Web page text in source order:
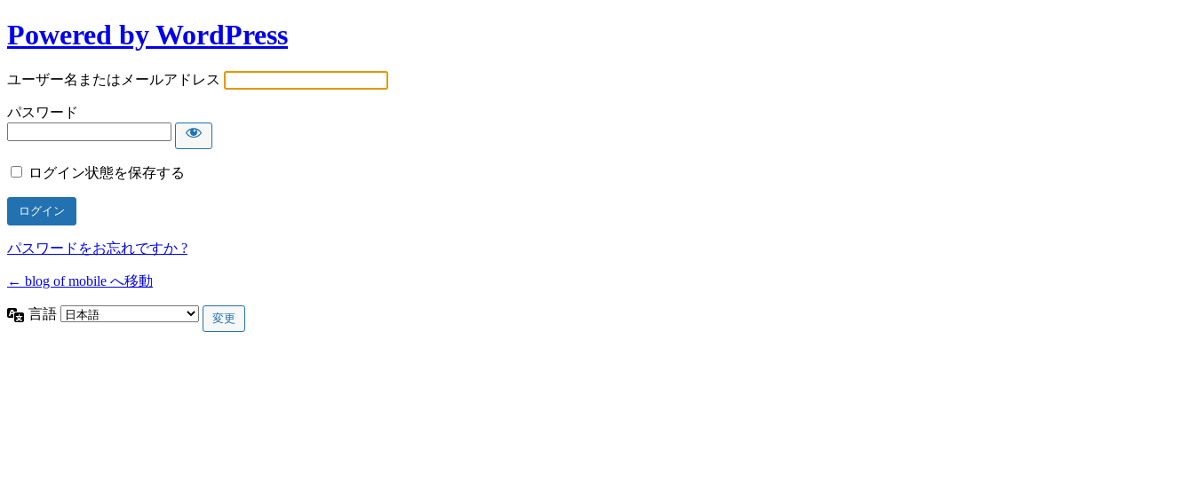
Powered by WordPress
ユーザー名またはメールアドレス
パスワード
ログイン状態を保存する
パスワードをお忘れですか ?
← blog of mobile へ移動
言語